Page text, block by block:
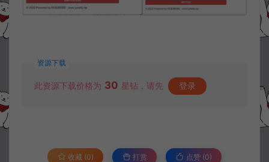
资源下载
此资源下载价格为 30 星钻，请先 登录
收藏 (0) 打赏 点赞 (0)